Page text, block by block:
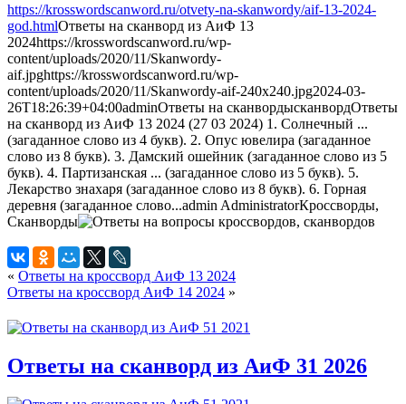
https://krosswordscanword.ru/otvety-na-skanwordy/aif-13-2024-
god.htmlОтветы на сканворд из АиФ 13
2024https://krosswordscanword.ru/wp-
content/uploads/2020/11/Skanwordy-
aif.jpghttps://krosswordscanword.ru/wp-
content/uploads/2020/11/Skanwordy-aif-240x240.jpg2024-03-
26T18:26:39+04:00adminОтветы на сканвордысканвордОтветы
на сканворд из АиФ 13 2024 (27 03 2024) 1. Солнечный ...
(загаданное слово из 4 букв). 2. Опус ювелира (загаданное
слово из 8 букв). 3. Дамский ошейник (загаданное слово из 5
букв). 4. Партизанская ... (загаданное слово из 5 букв). 5.
Лекарство знахаря (загаданное слово из 8 букв). 6. Горная
деревня (загаданное слово...admin AdministratorКроссворды,
Сканворды
« Ответы на кроссворд АиФ 13 2024
Ответы на кроссворд АиФ 14 2024 »
Ответы на сканворд из АиФ 31 2026